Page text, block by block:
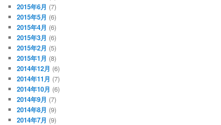
2015年6月 (7)
2015年5月 (6)
2015年4月 (6)
2015年3月 (6)
2015年2月 (5)
2015年1月 (8)
2014年12月 (6)
2014年11月 (7)
2014年10月 (6)
2014年9月 (7)
2014年8月 (9)
2014年7月 (9)